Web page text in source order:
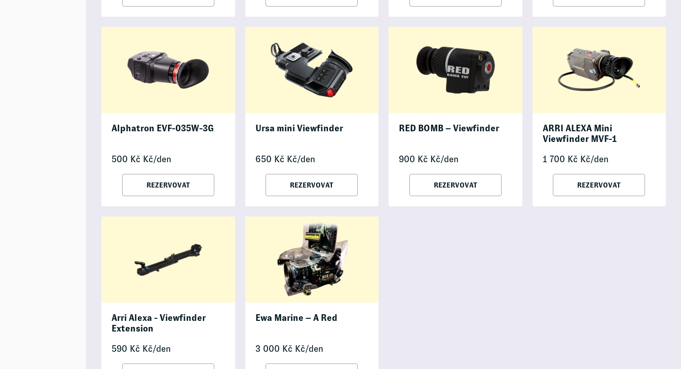
Alphatron EVF-035W-3G
500 Kč Kč/den
REZERVOVAT
Ursa mini Viewfinder
650 KčKč/den
REZERVOVAT
RED BOMB – Viewfinder
900 Kč Kč/den
REZERVOVAT
ARRI ALEXA Mini
Viewfinder MVF-1
1 700 KčKč/den
REZERVOVAT
Arri Alexa - Viewfinder
Extension
590 Kč Kč/den
Ewa Marine – A Red
3 000 KčKč/den